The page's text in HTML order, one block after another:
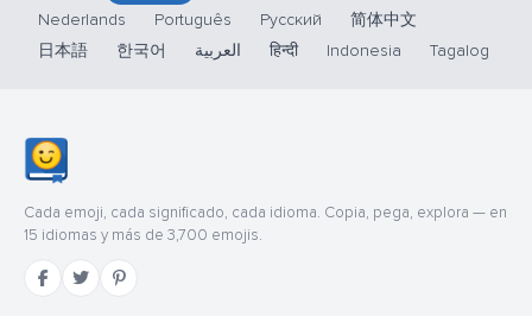
Nederlands
Português Русский
简体中文
日本語
한국어 العربية हिन्दी Indonesia Tagalog
Cada emoji, cada significado, cada idioma. Copia, pega, explora — en
15 idiomas y más de 3,700 emojis.